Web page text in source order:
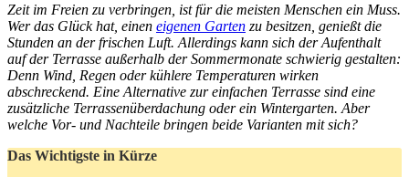
Zeit im Freien zu verbringen, ist für die meisten Menschen ein Muss.
Wer das Glück hat, einen eigenen Garten zu besitzen, genießt die
Stunden an der frischen Luft. Allerdings kann sich der Aufenthalt
auf der Terrasse außerhalb der Sommermonate schwierig gestalten:
Denn Wind, Regen oder kühlere Temperaturen wirken
abschreckend. Eine Alternative zur einfachen Terrasse sind eine
zusätzliche Terrassenüberdachung oder ein Wintergarten. Aber
welche Vor- und Nachteile bringen beide Varianten mit sich?
Das Wichtigste in Kürze